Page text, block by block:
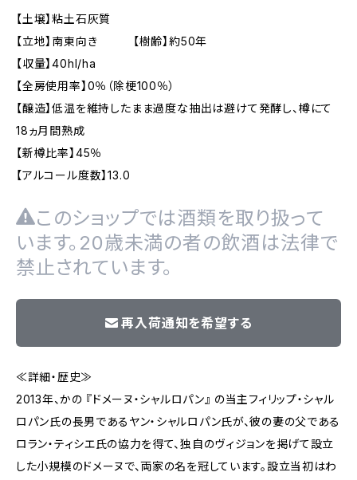
【土壌】粘土石灰質
【立地】南東向き 【樹齢】約50年
【収量】40hl/ha
【全房使用率】0％（除梗100％）
【醸造】低温を維持したまま過度な抽出は避けて発酵し、樽にて
18ヵ月間熟成
【新樽比率】45％
【アルコール度数】13.0
このショップでは酒類を取り扱って
います。20歳未満の者の飲酒は法律で
禁止されています。
再入荷通知を希望する
≪詳細・歴史≫
2013年、かの 『ドメーヌ・シャルロパン』 の当主フィリップ・シャル
ロパン氏の長男であるヤン・シャルロパン氏が、彼の妻の父である
ロラン・ティシエ氏の協力を得て、独自のヴィジョンを掲げて設立
した小規模のドメーヌで、両家の名を冠しています。設立当初はわ